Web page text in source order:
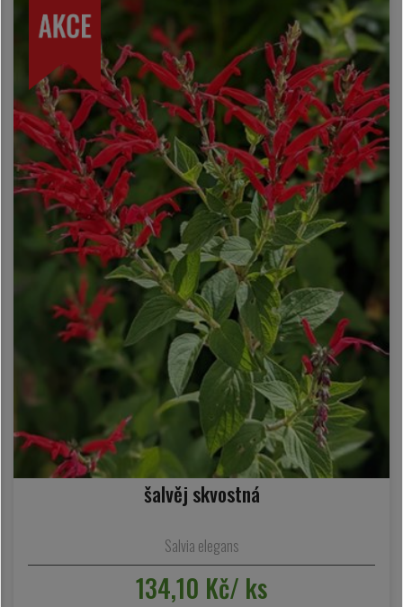
šalvěj skvostná
Salvia elegans
134,10 Kč/ ks